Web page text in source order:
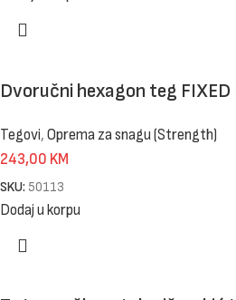
Dvoručni hexagon teg
Tegovi, Oprema za snagu (Strength)
243,00 KM
SKU: 50113
Dodaj u korpu